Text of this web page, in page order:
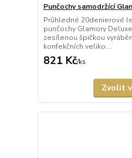
Punčochy samodržící
Průhledné 20denierové
punčochy Glamory
zesílenou špičkou
konfekčních veliko...
821 Kč/ks
Zvolit